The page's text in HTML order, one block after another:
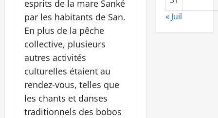
esprits de la mare Sanké
par les habitants de San.
En plus de la pêche
collective, plusieurs
autres activités
culturelles étaient au
rendez-vous, telles que
les chants et danses
traditionnels des bobos
« Juil